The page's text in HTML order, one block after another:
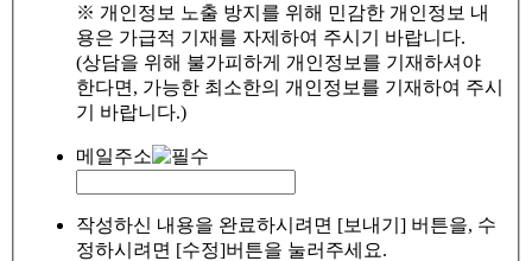
※ 개인정보 노출 방지를 위해 민감한 개인정보 내
용은 가급적 기재를 자제하여 주시기 바랍니다.
(상담을 위해 불가피하게 개인정보를 기재하셔야
한다면, 가능한 최소한의 개인정보를 기재하여 주시
기 바랍니다.)
메일주소
작성하신 내용을 완료하시려면 [보내기] 버튼을, 수
정하시려면 [수정]버튼을 눌러주세요.